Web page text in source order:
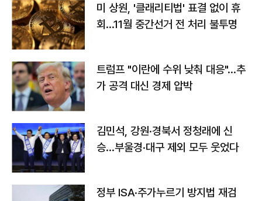
미 상원, '클래리티법' 표결 없이 휴
회…11월 중간선거 전 처리 불투명
트럼프 "이란에 수위 낮춰 대응"…추
가 공격 대신 경제 압박
김민석, 강원·경북서 정청래에 신
승…부울경·대구 제외 모두 웃었다
정부 ISA·주가누르기 방지법 재검